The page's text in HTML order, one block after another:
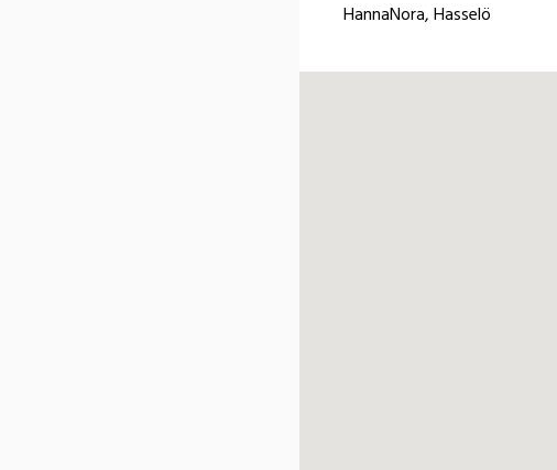
HannaNora, Hasselö